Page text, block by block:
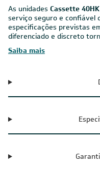
As unidades Cassette 40HK
serviço seguro e confiável
especificações previstas
diferenciado e discreto
Saiba mais